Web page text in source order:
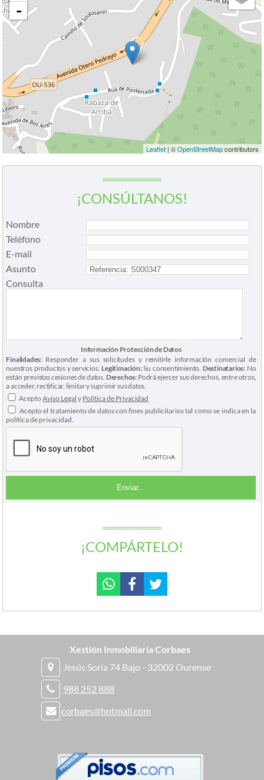
¡COMPÁRTELO!
¡CONSÚLTANOS!
Nombre
Teléfono
E-mail
Asunto
Consulta
Información Protección de Datos
Finalidades: Responder a sus solicitudes y remitirle información comercial de
nuestros productos y servicios. Legitimación:Su consentimiento. Destinatarios:No
están previstas cesiones de datos. Derechos: Podrá ejercer sus derechos, entre otros,
a acceder, rectificar, limitar y suprimir sus datos.
AceptoAviso Legal y Política de Privacidad
Acepto el tratamiento de datos con fines publicitarios tal como se indica en la
política de privacidad.
-
Leaflet| ©OpenStreetMapcontributors
Xestión Inmobiliaria Corbaes
Jesús Soria 74 Bajo - 32002 Ourense
988 252 888
corbaes@hotmail.com